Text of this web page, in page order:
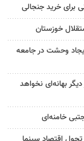
برای خرید جنجالی
خوزستان
وحشت در جامعه
بهانه‌ای نخواهد
خامنه‌ای